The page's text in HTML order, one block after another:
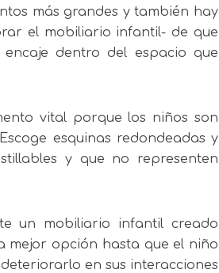
más grandes y también hay
el mobiliario infantil- de que
dentro del espacio que
vital porque los niños son
esquinas redondeadas y
y que no representen
un mobiliario infantil creado
mejor opción hasta que el niño
en sus interacciones